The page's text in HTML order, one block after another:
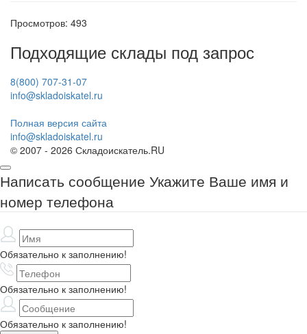
Просмотров: 493
Подходящие склады под запрос
8(800) 707-31-07
info@skladoiskatel.ru
Полная версия сайта
info@skladoiskatel.ru
© 2007 - 2026 Складоискатель.RU
Написать сообщение Укажите Ваше имя и
номер телефона
Обязательно к заполнению!
Обязательно к заполнению!
Обязательно к заполнению!